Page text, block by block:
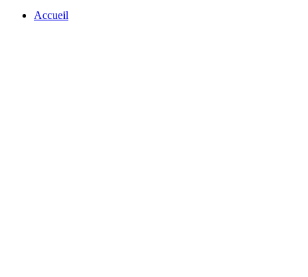
Accueil